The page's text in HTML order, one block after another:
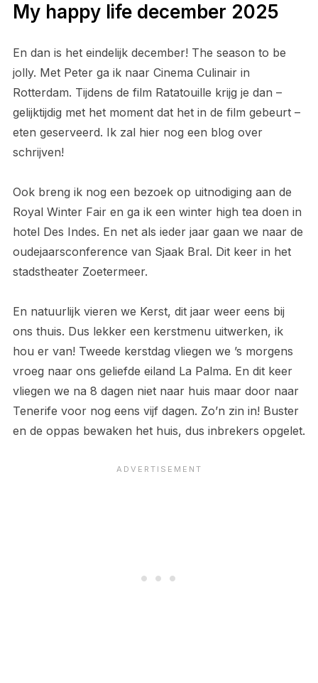
My happy life december 2025
En dan is het eindelijk december! The season to be
jolly. Met Peter ga ik naar Cinema Culinair in
Rotterdam. Tijdens de film Ratatouille krijg je dan –
gelijktijdig met het moment dat het in de film gebeurt –
eten geserveerd. Ik zal hier nog een blog over
schrijven!
Ook breng ik nog een bezoek op uitnodiging aan de
Royal Winter Fair en ga ik een winter high tea doen in
hotel Des Indes. En net als ieder jaar gaan we naar de
oudejaarsconference van Sjaak Bral. Dit keer in het
stadstheater Zoetermeer.
En natuurlijk vieren we Kerst, dit jaar weer eens bij
ons thuis. Dus lekker een kerstmenu uitwerken, ik
hou er van! Tweede kerstdag vliegen we ’s morgens
vroeg naar ons geliefde eiland La Palma. En dit keer
vliegen we na 8 dagen niet naar huis maar door naar
Tenerife voor nog eens vijf dagen. Zo’n zin in! Buster
en de oppas bewaken het huis, dus inbrekers opgelet.